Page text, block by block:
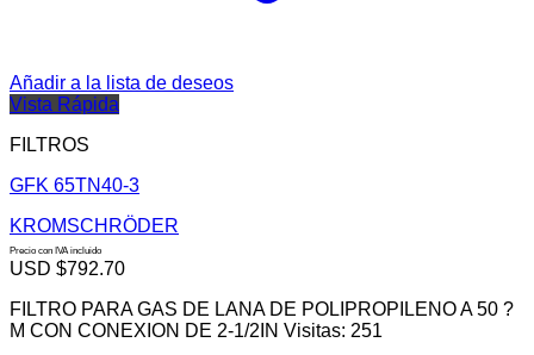
Añadir a la lista de deseos
Vista Rápida
FILTROS
GFK 65TN40-3
KROMSCHRÖDER
Precio con IVA incluido
USD $792.70
FILTRO PARA GAS DE LANA DE POLIPROPILENO A 50 ?
M CON CONEXION DE 2-1/2IN Visitas: 251